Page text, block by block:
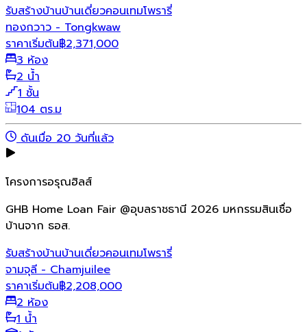
รับสร้างบ้านบ้านเดี่ยวคอนเทมโพรารี่
ทองกวาว - Tongkwaw
ราคาเริ่มต้น฿2,371,000
3 ห้อง
2 น้ำ
1 ชั้น
104 ตร.ม
ดันเมื่อ 20 วันที่แล้ว
โครงการอรุณฮิลส์
GHB Home Loan Fair @อุบลราชธานี 2026 มหกรรมสินเชื่อ
บ้านจาก ธอส.
รับสร้างบ้านบ้านเดี่ยวคอนเทมโพรารี่
จามจุลี - Chamjuilee
ราคาเริ่มต้น฿2,208,000
2 ห้อง
1 น้ำ